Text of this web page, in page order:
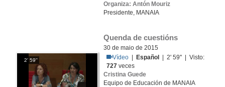
Organiza: Antón Mouriz
Presidente, MANAIA
2' 59''
Quenda de cuestións
30 de maio de 2015
Vídeo
Español
| 2' 59'' | Visto:
727 veces
Cristina Guede
Equipo de Educación de MANAIA